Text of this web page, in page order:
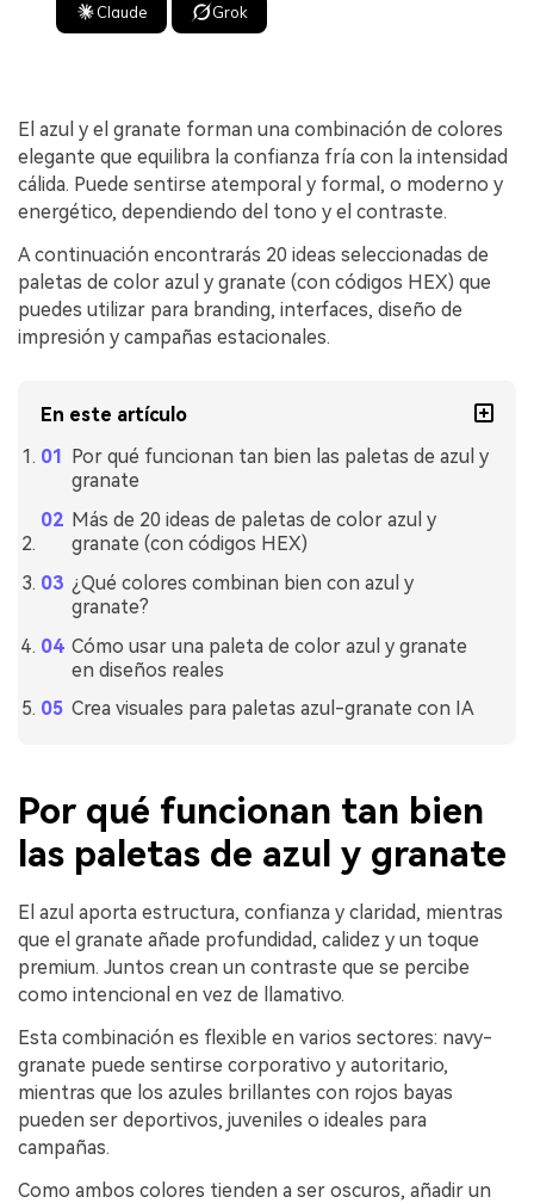
Claude Grok
El azul y el granate forman una combinación de colores
elegante que equilibra la confianza fría con la intensidad
cálida. Puede sentirse atemporal y formal, o moderno y
energético, dependiendo del tono y el contraste.
A continuación encontrarás 20 ideas seleccionadas de
paletas de color azul y granate (con códigos HEX) que
puedes utilizar para branding, interfaces, diseño de
impresión y campañas estacionales.
En este artículo
Por qué funcionan tan bien las paletas de azul y
granate
Más de 20 ideas de paletas de color azul y
granate (con códigos HEX)
¿Qué colores combinan bien con azul y
granate?
Cómo usar una paleta de color azul y granate
en diseños reales
Crea visuales para paletas azul-granate con IA
Por qué funcionan tan bien
las paletas de azul y granate
El azul aporta estructura, confianza y claridad, mientras
que el granate añade profundidad, calidez y un toque
premium. Juntos crean un contraste que se percibe
como intencional en vez de llamativo.
Esta combinación es flexible en varios sectores: navy-
granate puede sentirse corporativo y autoritario,
mientras que los azules brillantes con rojos bayas
pueden ser deportivos, juveniles o ideales para
campañas.
Como ambos colores tienden a ser oscuros, añadir un